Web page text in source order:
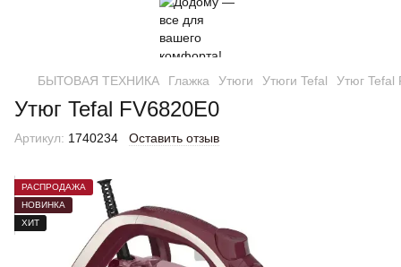
БЫТОВАЯ ТЕХНИКА Глажка Утюги Утюги Tefal Утюг Tefal
Утюг Tefal FV6820E0
Артикул: 1740234 Оставить отзыв
РАСПРОДАЖА
НОВИНКА
ХИТ